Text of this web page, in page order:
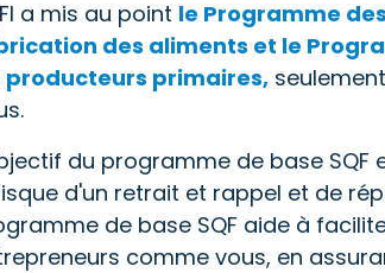
a mis au point le Programme
des aliments et le
producteurs primaires,
du programme de base
d'un retrait et rappel et de
de base SQF aide à
comme vous, en